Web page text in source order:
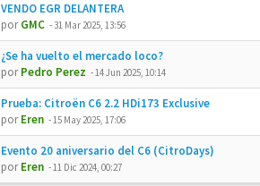
VENDO EGR DELANTERA
porGMC -31 Mar 2025, 13:56
¿Se ha vuelto el mercado loco?
porPedro Perez -14 Jun 2025, 10:14
Prueba: Citroën C6 2.2 HDi173 Exclusive
porEren -15 May 2025, 17:06
Evento 20 aniversario del C6 (CitroDays)
porEren -11 Dic 2024, 00:27